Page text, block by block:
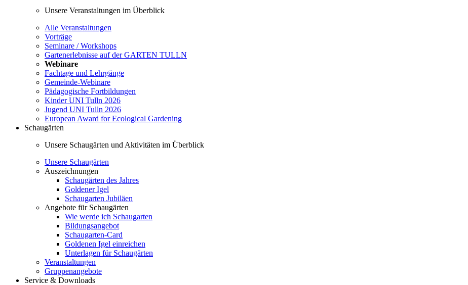
Unsere Veranstaltungen im Überblick
Alle Veranstaltungen
Vorträge
Seminare / Workshops
Gartenerlebnisse auf der GARTEN TULLN
Webinare
Fachtage und Lehrgänge
Gemeinde-Webinare
Pädagogische Fortbildungen
Kinder UNI Tulln 2026
Jugend UNI Tulln 2026
European Award for Ecological Gardening
Schaugärten
Unsere Schaugärten und Aktivitäten im Überblick
Unsere Schaugärten
Auszeichnungen
Schaugärten des Jahres
Goldener Igel
Schaugarten Jubiläen
Angebote für Schaugärten
Wie werde ich Schaugarten
Bildungsangebot
Schaugarten-Card
Goldenen Igel einreichen
Unterlagen für Schaugärten
Veranstaltungen
Gruppenangebote
Service & Downloads